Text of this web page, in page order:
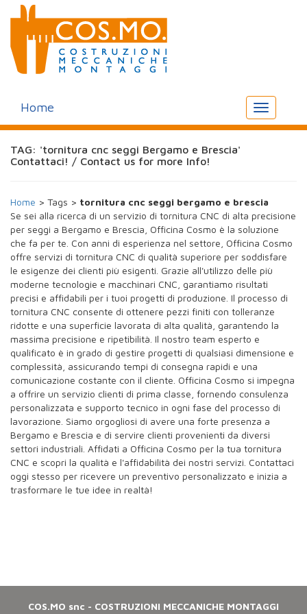
Toggle
navigation
Home
TAG: 'tornitura cnc seggi Bergamo e Brescia'
Contattaci! / Contact us for more Info!
Home > Tags > tornitura cnc seggi bergamo e brescia
Se sei alla ricerca di un servizio di tornitura CNC di alta precisione
per seggi a Bergamo e Brescia, Officina Cosmo è la soluzione
che fa per te. Con anni di esperienza nel settore, Officina Cosmo
offre servizi di tornitura CNC di qualità superiore per soddisfare
le esigenze dei clienti più esigenti. Grazie all'utilizzo delle più
moderne tecnologie e macchinari CNC, garantiamo risultati
precisi e affidabili per i tuoi progetti di produzione. Il processo di
tornitura CNC consente di ottenere pezzi finiti con tolleranze
ridotte e una superficie lavorata di alta qualità, garantendo la
massima precisione e ripetibilità. Il nostro team esperto e
qualificato è in grado di gestire progetti di qualsiasi dimensione e
complessità, assicurando tempi di consegna rapidi e una
comunicazione costante con il cliente. Officina Cosmo si impegna
a offrire un servizio clienti di prima classe, fornendo consulenza
personalizzata e supporto tecnico in ogni fase del processo di
lavorazione. Siamo orgogliosi di avere una forte presenza a
Bergamo e Brescia e di servire clienti provenienti da diversi
settori industriali. Affidati a Officina Cosmo per la tua tornitura
CNC e scopri la qualità e l'affidabilità dei nostri servizi. Contattaci
oggi stesso per ricevere un preventivo personalizzato e inizia a
trasformare le tue idee in realtà!
COS.MO snc - COSTRUZIONI MECCANICHE MONTAGGI